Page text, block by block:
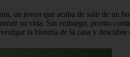
un joven que acaba de salir de un
su vida. Sin embargo, pronto
la historia de la casa y